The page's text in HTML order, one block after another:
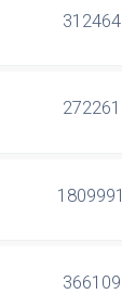
312464
272261
1809991
366109